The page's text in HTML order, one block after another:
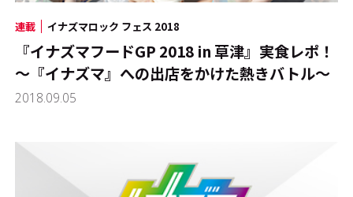
連載 イナズマロック フェス 2018
『イナズマフードGP 2018 in 草津』実食レポ！
～『イナズマ』への出店をかけた熱きバトル～
2018.09.05